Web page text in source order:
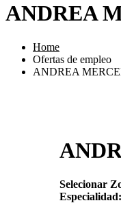
ANDREA
Home
Ofertas de empleo
ANDREA
Selecionar
Especialidad: